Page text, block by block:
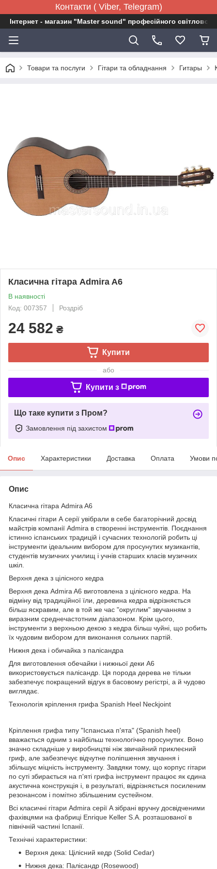
Контакти ( Viber, Telegram)
Інтернет - магазин "Master sound" професійного
Товари та послуги Гітари та обладнання Гитары
Класична гітара Admira A6
В наявності
Код: 007357
Роздріб
24 582 ₴
Купити
або
Купити з
Що таке купити з Пром?
Замовлення під захистом
Опис Характеристики Доставка Оплата Умови
Опис
Класична гітара Admira A6
Класичні гітари А серії увібрали в себе багаторічний досвід
майстрів компанії Аdmira в створенні інструментів. Поєднання
істинно іспанських традицій і сучасних технологій робить ці
інструменти ідеальним вибором для просунутих музикантів,
студентів музичних училищ і учнів старших класів музичних
шкіл.
Верхня дека з цілісного кедра
Верхня дека Admira A6 виготовлена з цілісного кедра. На
відміну від традиційної їли, деревина кедра відрізняється
більш яскравим, але в той же час "округлим" звучанням з
виразним среднечастотним діапазоном. Крім цього,
інструменти з верхньою декою з кедра більш чуйні, що робить
їх чудовим вибором для виконання сольних партій.
Нижня дека і обичайка з палісандра
Для виготовлення обечайки і нижньої деки А6
використовується палісандр. Ця порода дерева не тільки
забезпечує покращений відгук в басовому регістрі, а й чудово
виглядає.
Технологія кріплення грифа Spanish Heel Neckjoint
Кріплення грифа типу "Іспанська п'ята" (Spanish heel)
вважається одним з найбільш технологічно просунутих. Воно
значно складніше у виробництві ніж звичайний приклеєний
гриф, але забезпечує відчутне поліпшення звучання і
збільшує міцність інструменту. Завдяки тому, що корпус гітари
по суті збирається на п'яті грифа інструмент працює як єдина
акустична конструкція і, в результаті, відрізняється посиленим
резонансом і помітно збільшеним сустейном.
Всі класичні гітари Admira серії A зібрані вручну досвідченими
фахівцями на фабриці Enrique Keller S.A. розташованої в
північній частині Іспанії.
Технічні характеристики:
Верхня дека: Цілісний кедр (Solid Cedar)
Нижня дека: Палісандр (Rosewood)